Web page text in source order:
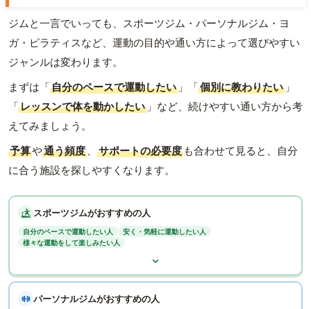
ジムと一言でいっても、スポーツジム・パーソナルジム・ヨ
ガ・ピラティスなど、運動の目的や通い方によって選びやすい
ジャンルは変わります。
まずは「自分のペースで運動したい 」「個別に教わりたい 」
「レッスンで体を動かしたい 」など、続けやすい通い方から考
えてみましょう。
予算や通う頻度 、 サポートの必要度 も合わせて見ると、自分
に合う施設を探しやすくなります。
スポーツジムがおすすめの人
自分のペースで運動したい人
安く・気軽に運動したい人
様々な運動をして楽しみたい人
パーソナルジムがおすすめの人